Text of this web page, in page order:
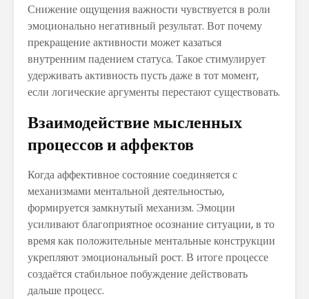
Снижение ощущения важности чувствуется в роли
эмоционально негативный результат. Вот почему
прекращение активности может казаться
внутренним падением статуса. Такое стимулирует
удерживать активность пусть даже в тот момент,
если логические аргументы перестают существовать.
Взаимодействие мысленных
процессов и аффектов
Когда аффективное состояние соединяется с
механизмами ментальной деятельностью,
формируется замкнутый механизм. Эмоции
усиливают благоприятное осознание ситуации, в то
время как положительные ментальные конструкции
укрепляют эмоциональный рост. В итоге процессе
создаётся стабильное побуждение действовать
дальше процесс.